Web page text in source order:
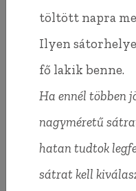
töltött napra
Ilyen
fő lakik benne.
Ha ennél többen
nagyméretű
hatan tudtok
sátrat kell